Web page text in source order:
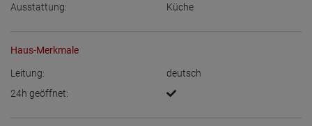
Ausstattung: Küche
Haus-Merkmale
Leitung:
deutsch
24h geöffnet: